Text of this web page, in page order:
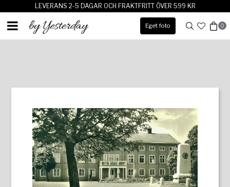
LEVERANS 2-5 DAGAR OCH FRAKTFRITT ÖVER 599 KR
Eget foto 0